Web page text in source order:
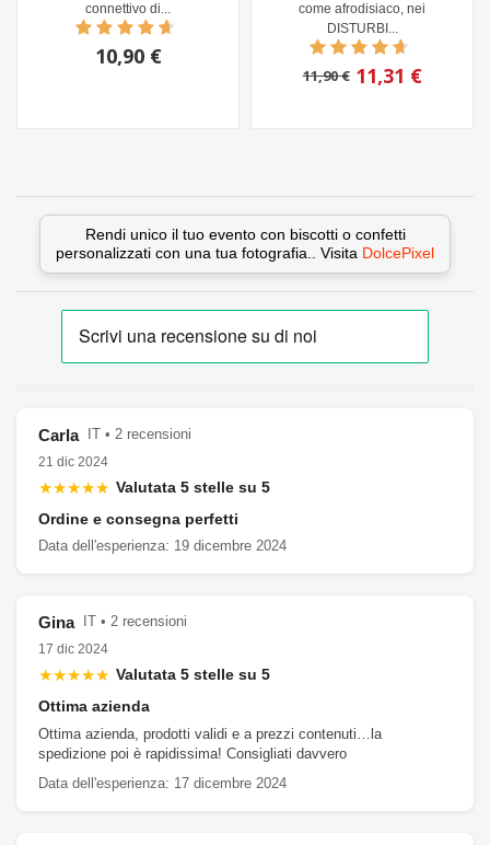
connettivo di...
10,90 €
come afrodisiaco, nei
DISTURBI...
11,90 € 11,31 €
Rendi unico il tuo evento con biscotti o confetti
personalizzati con una tua fotografia.. Visita DolcePixel
Carla
IT • 2 recensioni
21 dic 2024
★★★★★ Valutata 5 stelle su 5
Ordine e consegna perfetti
Data dell'esperienza: 19 dicembre 2024
Gina
IT • 2 recensioni
17 dic 2024
★★★★★ Valutata 5 stelle su 5
Ottima azienda
Ottima azienda, prodotti validi e a prezzi contenuti…la
spedizione poi è rapidissima! Consigliati davvero
Data dell'esperienza: 17 dicembre 2024